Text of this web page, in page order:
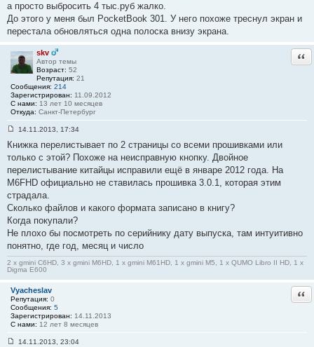
6
а просто выбросить 4 тыс.руб жалко.
До этого у меня был PocketBook 301. У него похоже треснул экран и
перестала обновляться одна полоска внизу экрана.
skv
Автор темы
Возраст: 52
Репутация: 21
Сообщения: 214
Зарегистрирован: 11.09.2012
С нами: 13 лет 10 месяцев
Откуда: Санкт-Петербург
о
б
щ
е
н
и
е
#
1
7
14.11.2013, 17:34
Книжка перелистывает по 2 страницы со всеми прошивками или
только с этой? Похоже на неисправную кнопку. Двойное
перелистывание китайцы исправили ещё в январе 2012 года. На
M6FHD официально не ставилась прошивка 3.0.1, которая этим
страдала.
Сколько файлов и какого формата записано в книгу?
Когда покупали?
Не плохо бы посмотреть по серийнику дату выпуска, там интуитивно
понятно, где год, месяц и число
2 x gmini C6HD, 3 x gmini M6HD, 1 x gmini M61HD, 1 x gmini M5, 1 x QUMO Libro II HD, 1 x
Digma E600
Vyacheslav
Репутация: 0
Сообщения: 5
Зарегистрирован: 14.11.2013
С нами: 12 лет 8 месяцев
14.11.2013, 23:04